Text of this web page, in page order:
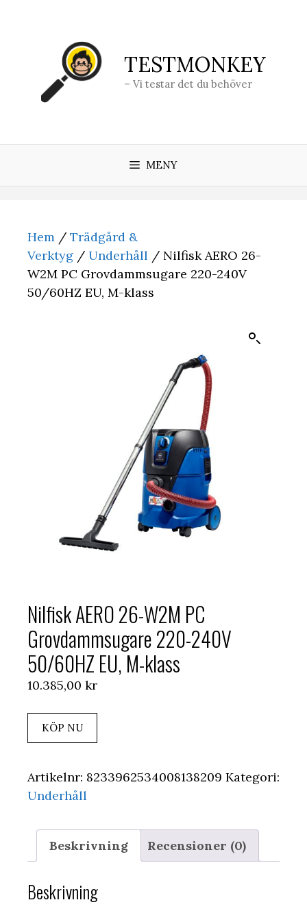
TESTMONKEY
– Vi testar det du behöver
MENY
Hem / Trädgård &
Verktyg / Underhåll / Nilfisk AERO 26-
W2M PC Grovdammsugare 220-240V
50/60HZ EU, M-klass
Nilfisk AERO 26-W2M PC
Grovdammsugare 220-240V
50/60HZ EU, M-klass
10.385,00 kr
KÖP NU
Artikelnr: 8233962534008138209 Kategori:
Underhåll
Beskrivning Recensioner (0)
Beskrivning